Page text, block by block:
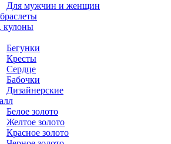
Для мужчин и женщин
кулоны
Бегунки
Кресты
Сердце
Бабочки
Дизайнерские
Белое золото
Желтое золото
Красное золото